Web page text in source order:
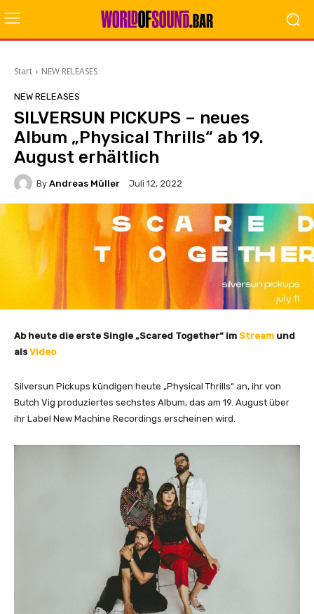
Start NEW RELEASES
NEW RELEASES
SILVERSUN PICKUPS – neues
Album „Physical Thrills“ ab 19.
August erhältlich
By Andreas Müller Juli 12, 2022
Ab heute die erste Single „Scared Together“ im Stream und
alsVideo
Silversun Pickups kündigen heute „Physical Thrills“ an, ihr von
Butch Vig produziertes sechstes Album, das am 19. August über
ihr Label New Machine Recordings erscheinen wird.